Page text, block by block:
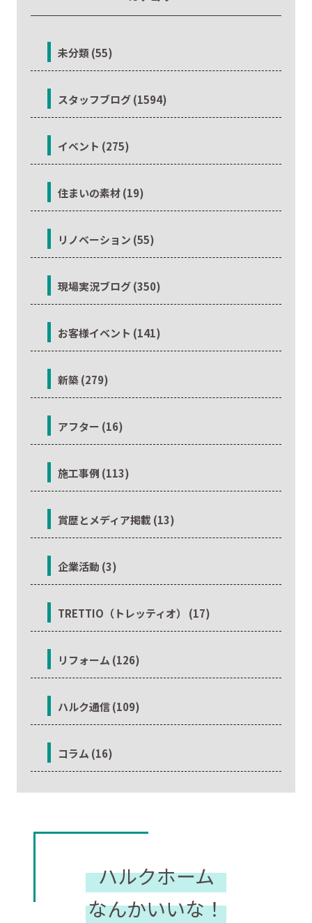
未分類 (55)
スタッフブログ (1594)
イベント (275)
住まいの素材 (19)
リノベーション (55)
現場実況ブログ (350)
お客様イベント (141)
新築 (279)
アフター (16)
施工事例 (113)
賞歴とメディア掲載 (13)
企業活動 (3)
TRETTIO（トレッティオ） (17)
リフォーム (126)
ハルク通信 (109)
コラム (16)
ハルクホーム
なんかいいな！